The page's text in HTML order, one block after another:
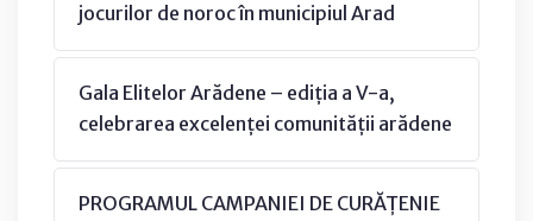
jocurilor de noroc în municipiul Arad
Gala Elitelor Arădene – ediția a V-a,
celebrarea excelenței comunității arădene
PROGRAMUL CAMPANIEI DE CURĂȚENIE